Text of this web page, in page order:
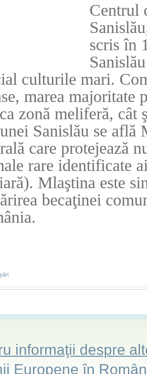
Centrul
scris în
Sanislău
culturile mari.
marea majoritate
zonă meliferă, cât
Sanislău se află
care protejează
rare identificate
Mlaştina este
becaţinei
informaţii despre
Europene în